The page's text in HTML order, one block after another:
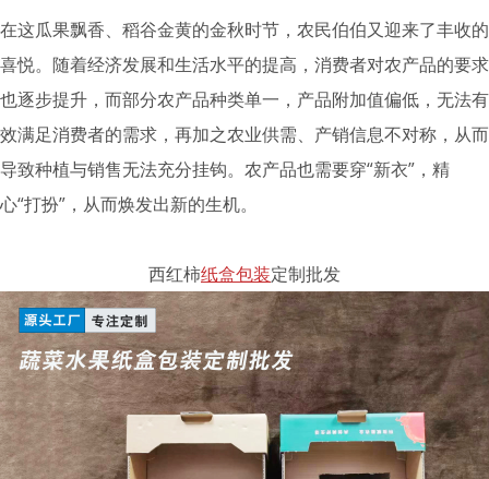
在这瓜果飘香、稻谷金黄的金秋时节，农民伯伯又迎来了丰收的
喜悦。随着经济发展和生活水平的提高，消费者对农产品的要求
也逐步提升，而部分农产品种类单一，产品附加值偏低，无法有
效满足消费者的需求，再加之农业供需、产销信息不对称，从而
导致种植与销售无法充分挂钩。农产品也需要穿“新衣”，精
心“打扮”，从而焕发出新的生机。
西红柿纸盒包装定制批发